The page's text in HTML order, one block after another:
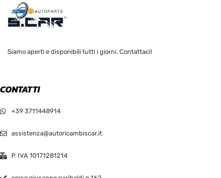
Siamo aperti e disponibili tutti i giorni. Contattaci!
CONTATTI
+39 3711448914
assistenza@autoricambiscar.it
P. IVA 10171281214